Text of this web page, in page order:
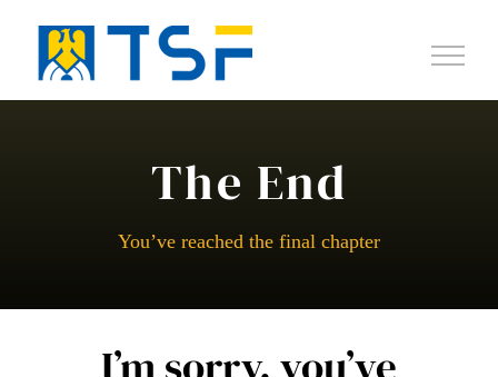
contenuto
The End
You’ve reached the final chapter
I’m sorry, you’ve